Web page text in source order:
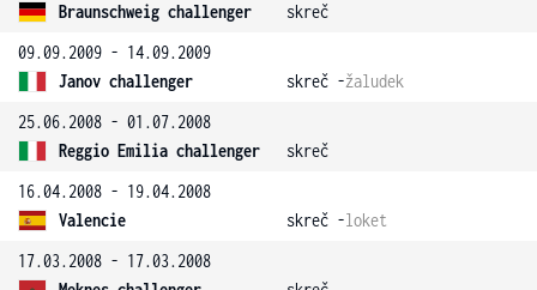
Braunschweig challenger
skreč
09.09.2009 - 14.09.2009
Janov challenger
skreč -žaludek
25.06.2008 - 01.07.2008
Reggio Emilia challenger
skreč
16.04.2008 - 19.04.2008
Valencie
skreč -loket
17.03.2008 - 17.03.2008